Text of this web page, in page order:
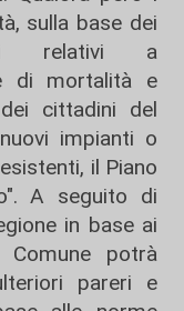
sulla base dei
relativi a
di mortalità e
cittadini del
impianti o
il Piano
A seguito di
in base ai
potrà
pareri e